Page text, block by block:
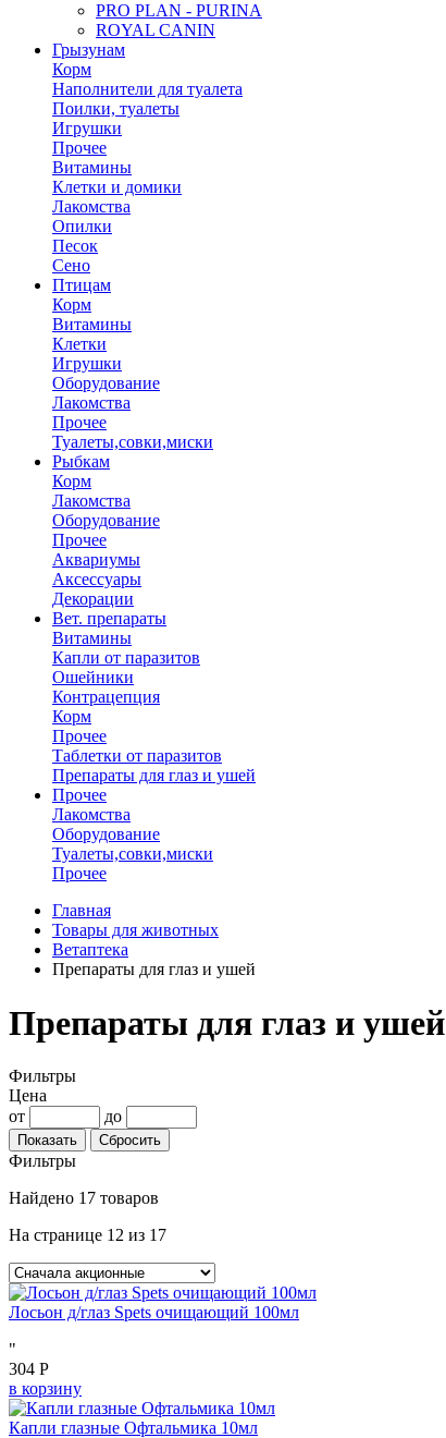
PRO PLAN - PURINA
ROYAL CANIN
Грызунам
Корм
Наполнители для туалета
Поилки, туалеты
Игрушки
Прочее
Витамины
Клетки и домики
Лакомства
Опилки
Песок
Сено
Птицам
Корм
Витамины
Клетки
Игрушки
Оборудование
Лакомства
Прочее
Туалеты,совки,миски
Рыбкам
Корм
Лакомства
Оборудование
Прочее
Аквариумы
Аксессуары
Декорации
Вет. препараты
Витамины
Капли от паразитов
Ошейники
Контрацепция
Корм
Прочее
Таблетки от паразитов
Препараты для глаз и ушей
Прочее
Лакомства
Оборудование
Туалеты,совки,миски
Прочее
Главная
Товары для животных
Ветаптека
Препараты для глаз и ушей
Препараты для глаз и ушей
Фильтры
Цена
от
до
Фильтры
Найдено 17 товаров
На странице 12 из 17
Лосьон д/глаз Spets очищающий 100мл
"
304 Р
в корзину
Капли глазные Офтальмика 10мл